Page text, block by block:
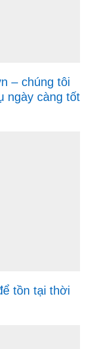
– chúng tôi
ngày càng tốt
tồn tại thời